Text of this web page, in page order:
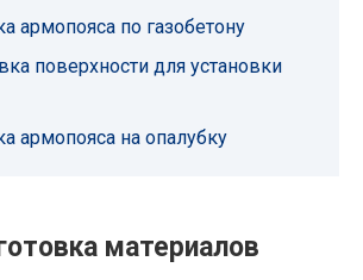
армопояса по газобетону
поверхности для установки
армопояса на опалубку
материалов